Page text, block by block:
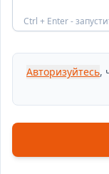
Ctrl + Enter -
Авторизуйтесь,